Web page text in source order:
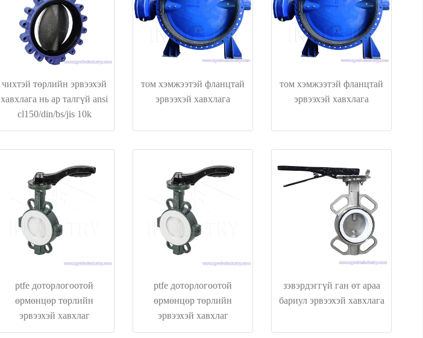
чихтэй төрлийн эрвээхэй
хавхлага нь ар талгүй ansi
cl150/din/bs/jis 10k
том хэмжээтэй фланцтай
эрвээхэй хавхлага
том хэмжээтэй фланцтай
эрвээхэй хавхлага
ptfe доторлогоотой
өрмөнцөр төрлийн
эрвээхэй хавхлаг
ptfe доторлогоотой
өрмөнцөр төрлийн
эрвээхэй хавхлаг
зэвэрдэггүй ган өт араа
бариул эрвээхэй хавхлага